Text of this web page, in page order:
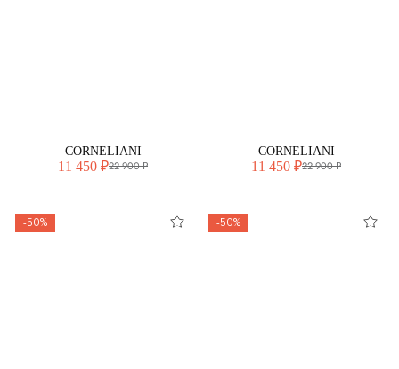
CORNELIANI
11 450 ₽22 900 ₽
CORNELIANI
11 450 ₽22 900 ₽
-50% -50%